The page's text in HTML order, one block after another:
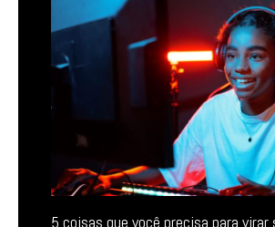
5 coisas que você precisa para